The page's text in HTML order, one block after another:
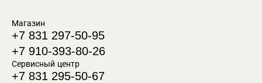
Магазин
+7 831 297-50-95
+7 910-393-80-26
Сервисный центр
+7 831 295-50-67